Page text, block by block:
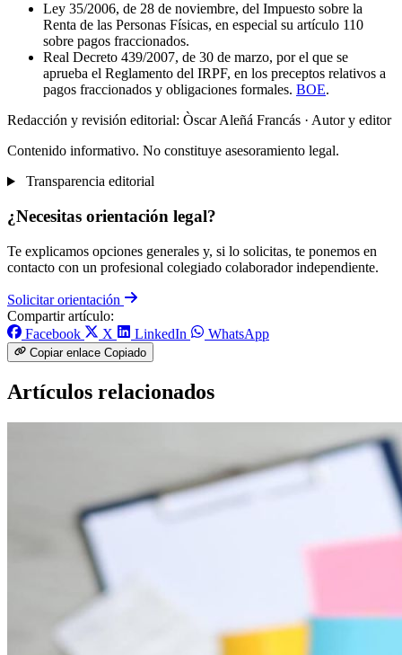
Ley 35/2006, de 28 de noviembre, del Impuesto sobre la
Renta de las Personas Físicas, en especial su artículo 110
sobre pagos fraccionados.
Real Decreto 439/2007, de 30 de marzo, por el que se
aprueba el Reglamento del IRPF, en los preceptos relativos a
pagos fraccionados y obligaciones formales. BOE.
Redacción y revisión editorial: Òscar Aleñá Francás · Autor y editor
Contenido informativo. No constituye asesoramiento legal.
Transparencia editorial
¿Necesitas orientación legal?
Te explicamos opciones generales y, si lo solicitas, te ponemos en
contacto con un profesional colegiado colaborador independiente.
Solicitar orientación
Compartir artículo:
Facebook
X LinkedIn WhatsApp
Copiar enlace Copiado
Artículos relacionados